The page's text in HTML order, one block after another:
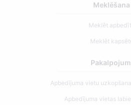
Meklēšana
Meklēt
Meklēt
Apbedījuma vietu
Apbedījuma vietas